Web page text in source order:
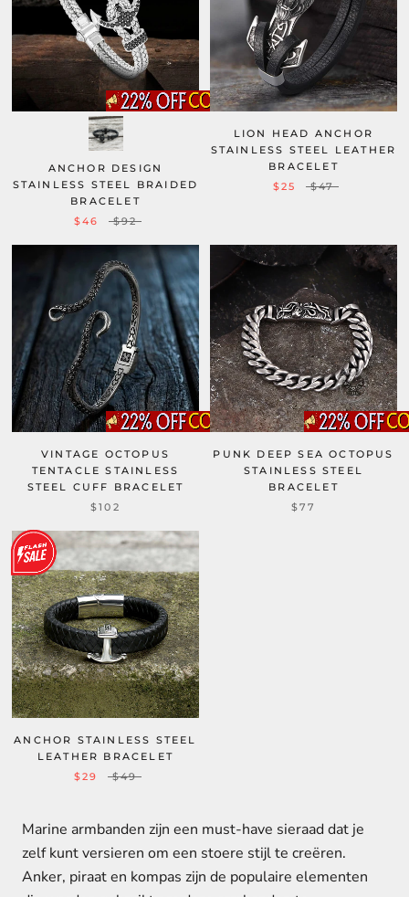
ANCHOR DESIGN
STAINLESS STEEL BRAIDED
BRACELET
$46
$92
LION HEAD ANCHOR
STAINLESS STEEL LEATHER
BRACELET
$25
$47
VINTAGE OCTOPUS
TENTACLE STAINLESS
STEEL CUFF BRACELET
$102
PUNK DEEP SEA OCTOPUS
STAINLESS STEEL
BRACELET
$77
ANCHOR STAINLESS STEEL
LEATHER BRACELET
$29
$49
Marine armbanden zijn een must-have sieraad dat je
zelf kunt versieren om een ​​stoere stijl te creëren.
Anker, piraat en kompas zijn de populaire elementen